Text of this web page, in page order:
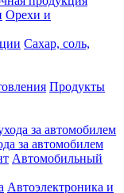
Орехи и
Сахар, соль,
Продукты
за автомобилем
Автомобильный
Автоэлектроника и